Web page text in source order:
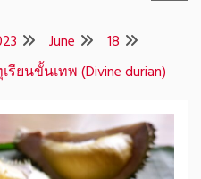
June
18
ยนขั้นเทพ (Divine durian)